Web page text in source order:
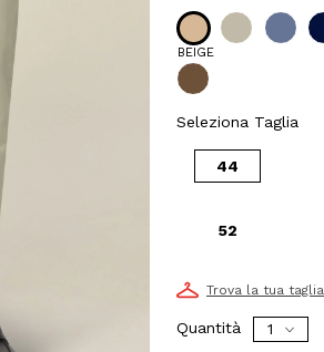
BEIGE
Seleziona Taglia
44
52
Trova la tua taglia
Quantità